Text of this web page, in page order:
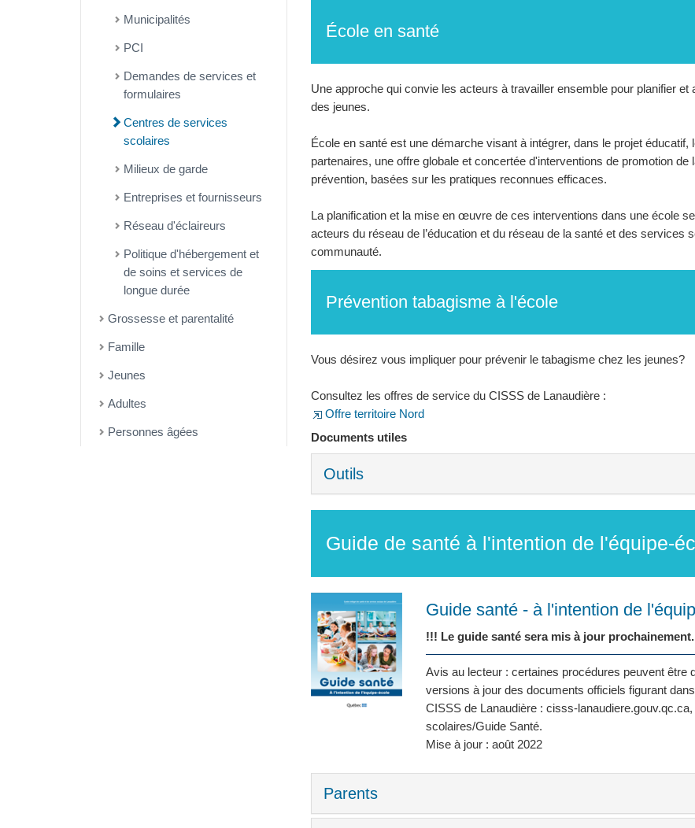
Municipalités
PCI
Demandes de services et
formulaires
Centres de services
scolaires
Milieux de garde
Entreprises et fournisseurs
Réseau d'éclaireurs
Politique d'hébergement et
de soins et services de
longue durée
Grossesse et parentalité
Famille
Jeunes
Adultes
Personnes âgées
École en santé
Une approche qui convie les acteurs à travailler ensemble pour planifier
des jeunes.
École en santé est une démarche visant à intégrer, dans le projet
partenaires, une offre globale et concertée d'interventions de promotion de
prévention, basées sur les pratiques reconnues efficaces.
La planification et la mise en œuvre de ces interventions dans une école
acteurs du réseau de l’éducation et du réseau de la santé et des services
communauté.
Prévention tabagisme à l'école
Vous désirez vous impliquer pour prévenir le tabagisme chez les jeunes?
Consultez les offres de service du CISSS de Lanaudière :
Offre territoire Nord
Documents utiles
Outils
Guide de santé à l'intention de l'équipe-
Guide santé - à l'intention de
!!! Le guide santé sera mis à jour prochainement.
Avis au lecteur : certaines procédures peuvent
versions à jour des documents officiels figurant
CISSS de Lanaudière : cisss-
scolaires/Guide Santé.
Mise à jour : août 2022
Parents